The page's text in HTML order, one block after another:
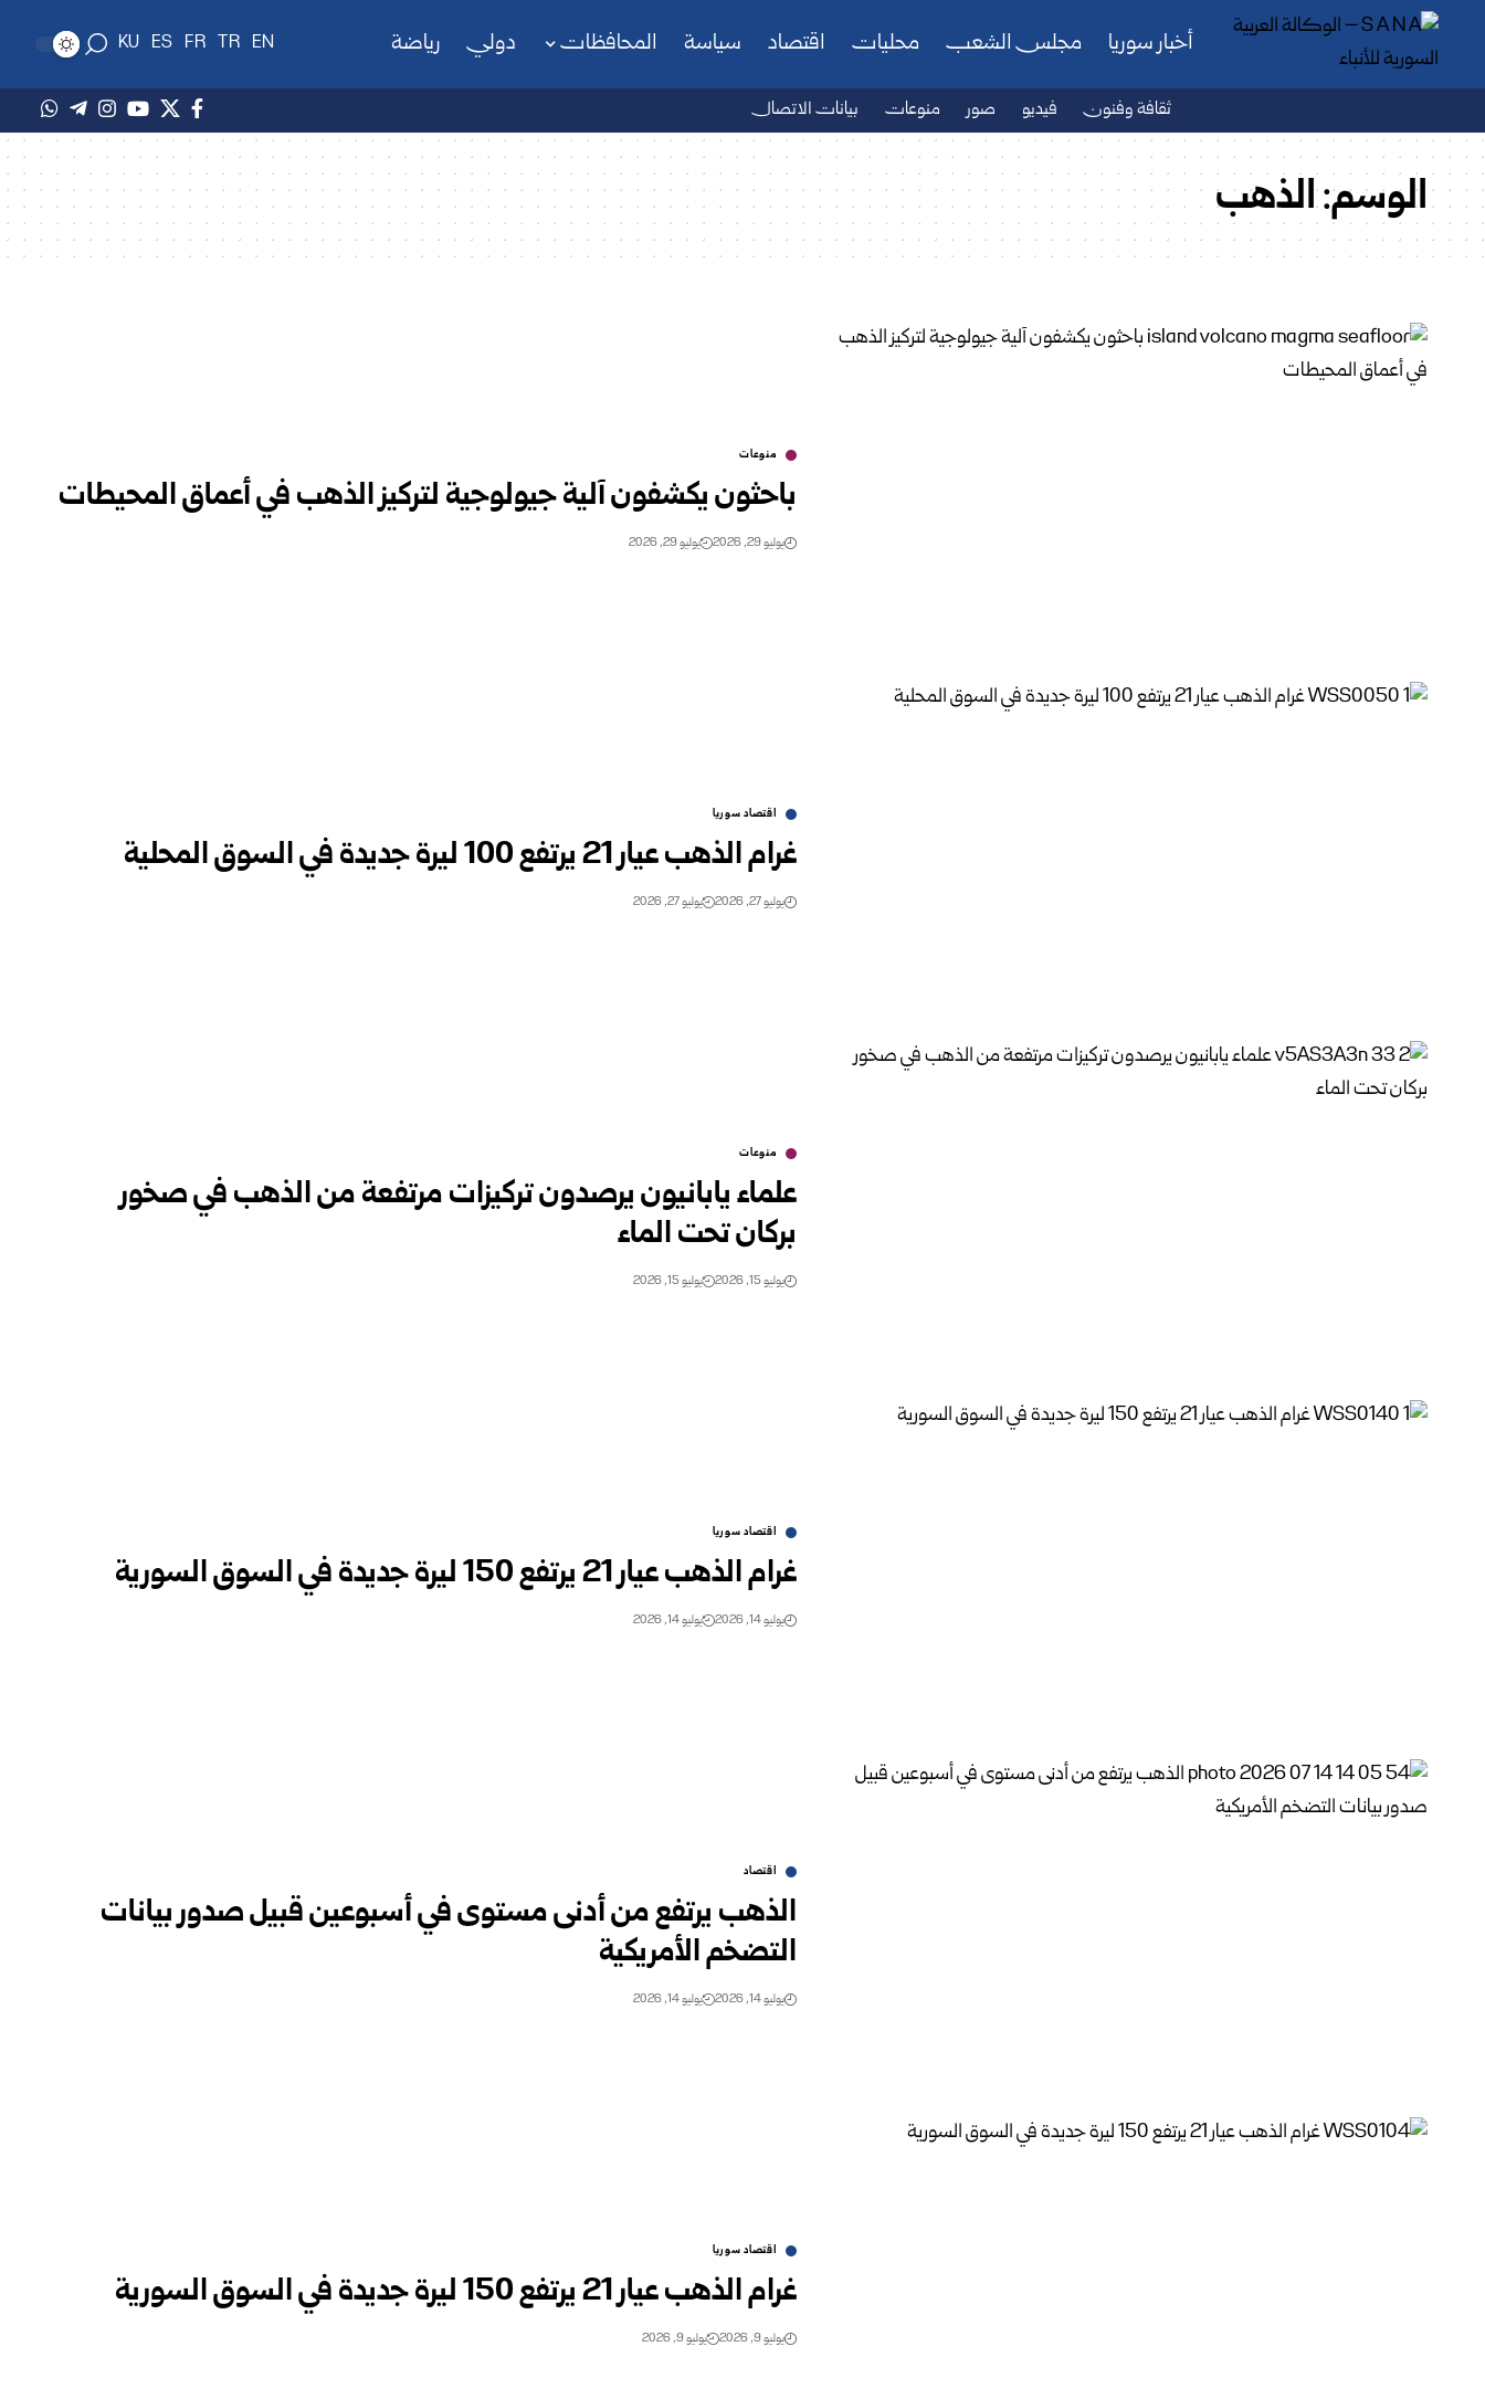
أخبار سوريا مجلس الشعب محليات اقتصاد سياسة المحافظات دولي رياضة EN
TR
FR
ES
KU
ثقافة وفنون فيديو صور منوعات بيانات الاتصال
الوسم:الذهب
منوعات
باحثون يكشفون آلية جيولوجية لتركيز الذهب في أعماق المحيطات
يوليو 29, 2026 يوليو 29, 2026
اقتصاد سوريا
غرام الذهب عيار 21 يرتفع 100 ليرة جديدة في السوق المحلية ‏
يوليو 27, 2026 يوليو 27, 2026
منوعات
علماء يابانيون يرصدون تركيزات مرتفعة من الذهب في صخور
بركان تحت الماء
يوليو 15, 2026 يوليو 15, 2026
اقتصاد سوريا
غرام الذهب عيار 21 يرتفع 150 ليرة جديدة في السوق ‏السورية‎ ‎
يوليو 14, 2026 يوليو 14, 2026
اقتصاد
الذهب يرتفع من أدنى مستوى في أسبوعين قبيل صدور بيانات
التضخم الأمريكية
يوليو 14, 2026 يوليو 14, 2026
اقتصاد سوريا
غرام الذهب عيار 21 يرتفع 150 ليرة جديدة في السوق السورية‌‏ ‏
يوليو 9, 2026 يوليو 9, 2026